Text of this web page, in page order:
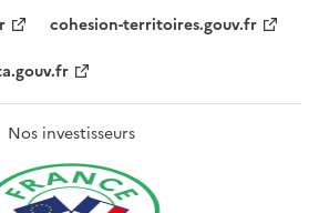
cohesion-territoires.gouv.fr
Nos investisseurs